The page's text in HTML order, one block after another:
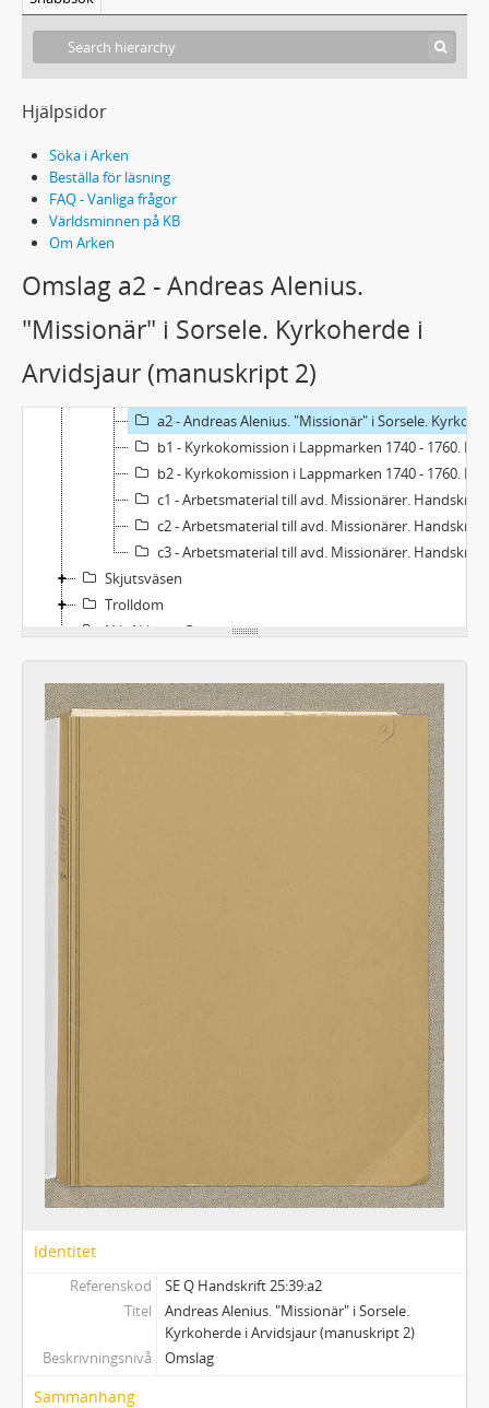
Hjälpsidor
Söka i Arken
Beställa för läsning
FAQ - Vanliga frågor
Världsminnen på KB
Om Arken
Omslag a2 - Andreas Alenius.
"Missionär" i Sorsele. Kyrkoherde i
Arvidsjaur (manuskript 2)
Handskrift 25 - Erik Nordbergs arkiv
Lappskolor
Visitationer och berättelser
Kyrko- och skolreglementen
Missionärer
36 - Manuskript, Missionärer II
37 - Excerpter
38 - Kopior av excerpter
39 - Manus/uppsatser & arbetsmaterial
a1 - Andreas Alenius. "Missionär" i Sorsele. Kyrkoherde i Arvidsjaur (manuskript 1)
a2 - Andreas Alenius. "Missionär" i Sorsele. Kyrkoherde i Arvidsjaur (manuskript 2)
b1 - Kyrkokomission i Lappmarken 1740 - 1760. I Biskop Herman Schröders memorial och riks-dagens beslut 1739 (manuskript 1)
b2 - Kyrkokomission i Lappmarken 1740 - 1760. I Biskop Herman Schröders memorial och riks-dagens beslut 1739 (manuskript 2)
c1 - Arbetsmaterial till avd. Missionärer. Handskrivet (del 1)
c2 - Arbetsmaterial till avd. Missionärer. Handskrivet (del 2)
c3 - Arbetsmaterial till avd. Missionärer. Handskrivet (del 3)
Skjutsväsen
Trolldom
Nils Nilsson Grubb
Arjeplog
Smärre manuskript och excerpter i blandade ämnen
De tio Israel - stammarna
Identitet
Referenskod
SE Q Handskrift 25:39:a2
Titel
Andreas Alenius. "Missionär" i Sorsele.
Kyrkoherde i Arvidsjaur (manuskript 2)
Beskrivningsnivå
Omslag
Sammanhang